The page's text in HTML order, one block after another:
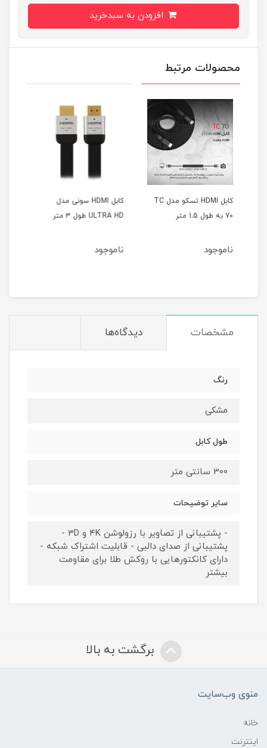
محصولات مرتبط
کابل HDMI سونی مدل
ULTRA HD طول 3 متر
ناموجود
مترsony
ناموجود
مشخصات دیدگاه‌ها
رنگ
مشکی
طول کابل
300 سانتی متر
سایر توضیحات
- پشتیبانی از تصاویر با رزولوشن ۴K و ۳D -
پشتیبانی از صدای دالبی - قابلیت اشتراک شبکه -
دارای کانکتورهایی با روکش طلا برای مقاومت
بیشتر
برگشت به بالا
منوی وب‌سایت
خانه
اینترنت